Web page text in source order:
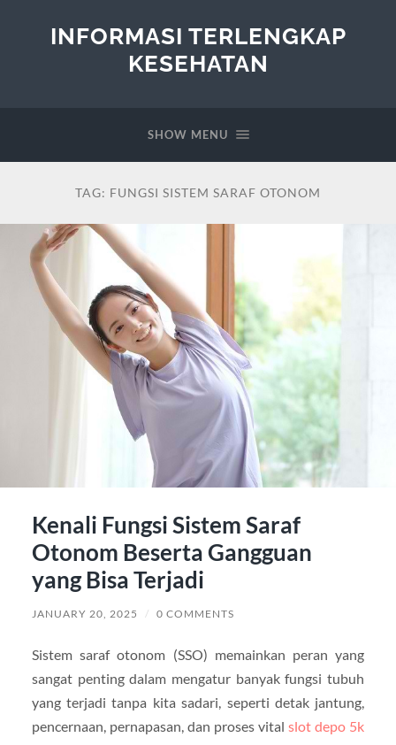
INFORMASI TERLENGKAP
KESEHATAN
SHOW MENU
TAG: FUNGSI SISTEM SARAF OTONOM
Kenali Fungsi Sistem Saraf
Otonom Beserta Gangguan
yang Bisa Terjadi
JANUARY 20, 2025 / 0 COMMENTS
Sistem saraf otonom (SSO) memainkan peran yang
sangat penting dalam mengatur banyak fungsi tubuh
yang terjadi tanpa kita sadari, seperti detak jantung,
pencernaan, pernapasan, dan proses vitalslot depo 5k